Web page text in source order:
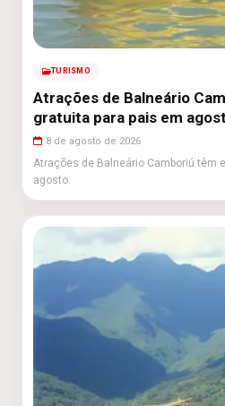
TURISMO
Atrações de Balneário
gratuita para pais em
8 de agosto de 2026
Atrações de Balneário Camboriú têm
agosto.